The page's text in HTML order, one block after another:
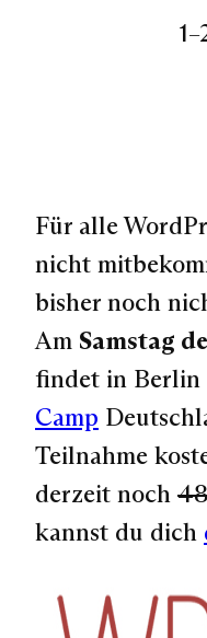
Für alle
nicht
bisher noch
Am Samstag
findet in Berlin
Camp
Teilnahme
derzeit noch
kannst du dich